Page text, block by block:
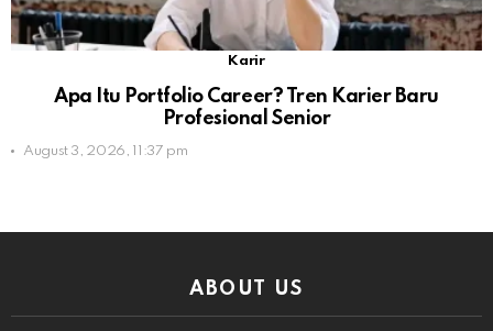
Karir
Apa Itu Portfolio Career? Tren Karier Baru
Profesional Senior
August 3, 2026, 11:37 pm
ABOUT US